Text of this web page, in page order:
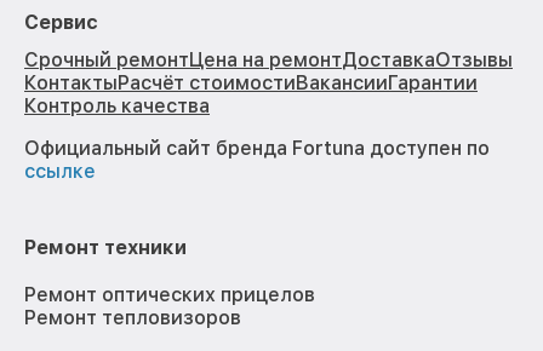
Сервис
Срочный ремонтЦена на ремонтДоставкаОтзывы
КонтактыРасчёт стоимостиВакансииГарантии
Контроль качества
Официальный сайт бренда Fortuna доступен по
ссылке
Ремонт техники
Ремонт оптических прицелов
Ремонт тепловизоров